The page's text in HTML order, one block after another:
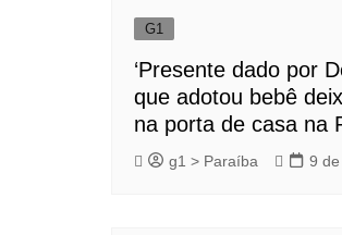
G1
‘Presente dado por
que adotou bebê
na porta de casa na
g1 > Paraíba 9